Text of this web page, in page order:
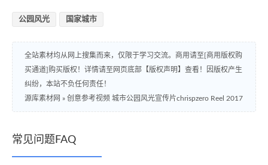
公园风光 国家城市
全站素材均从网上搜集而来，仅限于学习交流。商用请至[商用版权购
买通道]购买版权！详情请至网页底部【版权声明】查看！因版权产生
纠纷，本站不负任何责任！
源库素材网 » 创意参考视频 城市公园风光宣传片chrispzero Reel 2017
常见问题FAQ